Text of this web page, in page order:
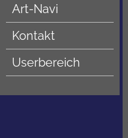
Art-Navi
Kontakt
Userbereich